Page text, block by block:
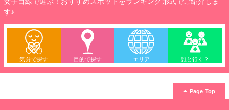
す♪
気分で探す 目的で探す エリア 誰と行く？
Page Top